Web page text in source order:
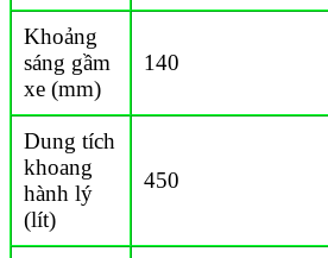
Khoảng
sáng gầm
xe (mm)
140
Dung tích
khoang
hành lý
(lít)
450